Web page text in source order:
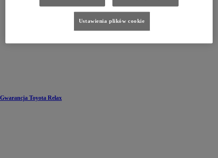
Gwarancja Toyota Relax
Ustawienia plików cookie